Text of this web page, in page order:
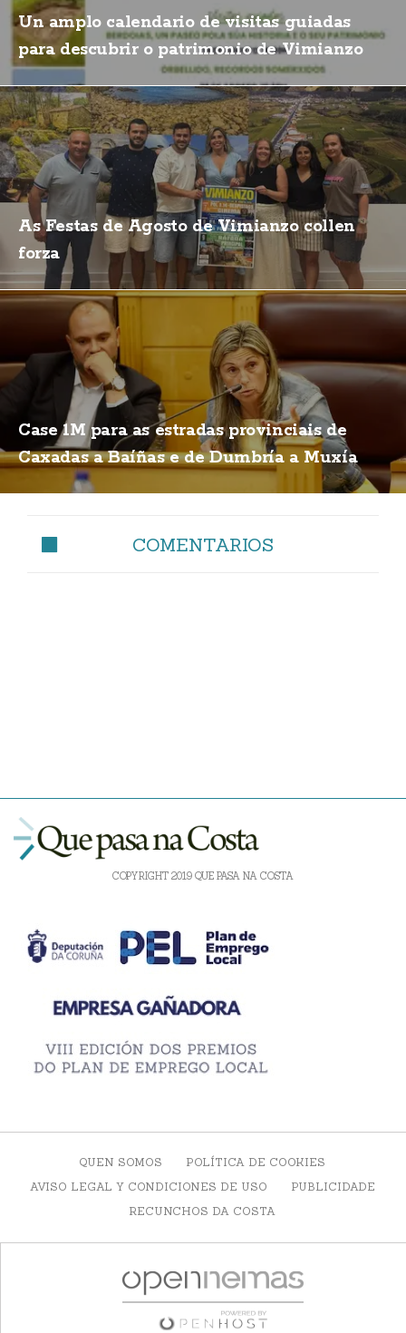
Un amplo calendario de visitas guiadas
para descubrir o patrimonio de Vimianzo
As Festas de Agosto de Vimianzo collen
forza
Case 1M para as estradas provinciais de
Caxadas a Baíñas e de Dumbría a Muxía
COMENTARIOS
COPYRIGHT 2019 QUE PASA NA COSTA
QUEN SOMOS
POLÍTICA DE COOKIES
AVISO LEGAL Y CONDICIONES DE USO
PUBLICIDADE
RECUNCHOS DA COSTA